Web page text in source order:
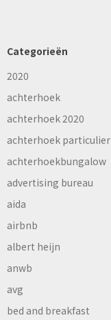
Categorieën
2020
achterhoek
achterhoek 2020
achterhoek particulier
achterhoekbungalow
advertising bureau
aida
airbnb
albert heijn
anwb
avg
bed and breakfast